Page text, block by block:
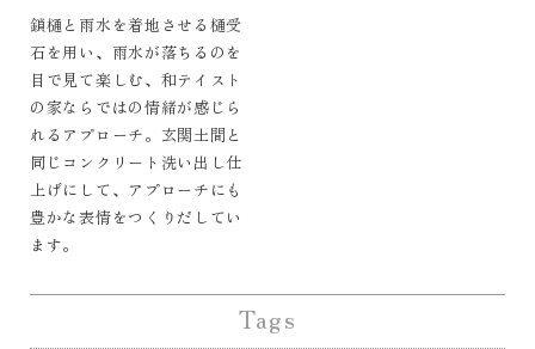
鎖樋と雨水を着地させる樋受
石を用い、雨水が落ちるのを
目で見て楽しむ、和テイスト
の家ならではの情緒が感じら
れるアプローチ。玄関土間と
同じコンクリート洗い出し仕
上げにして、アプローチにも
豊かな表情をつくりだしてい
ます。
Tags